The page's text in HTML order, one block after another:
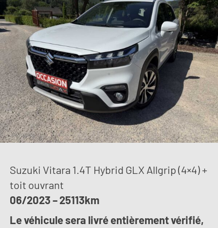
Suzuki Vitara 1.4T Hybrid GLX Allgrip (4×4) +
toit ouvrant
06/2023 – 25113km
Le véhicule sera livré entièrement vérifié,